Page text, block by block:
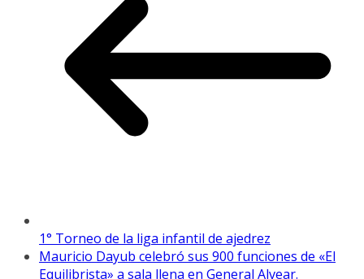
1° Torneo de la liga infantil de ajedrez
Mauricio Dayub celebró sus 900 funciones de «El
Equilibrista» a sala llena en General Alvear.